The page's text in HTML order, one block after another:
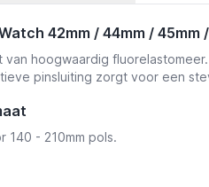
42mm / 44mm /
van hoogwaardig
pinsluiting zorgt voor een
140 - 210mm pols.